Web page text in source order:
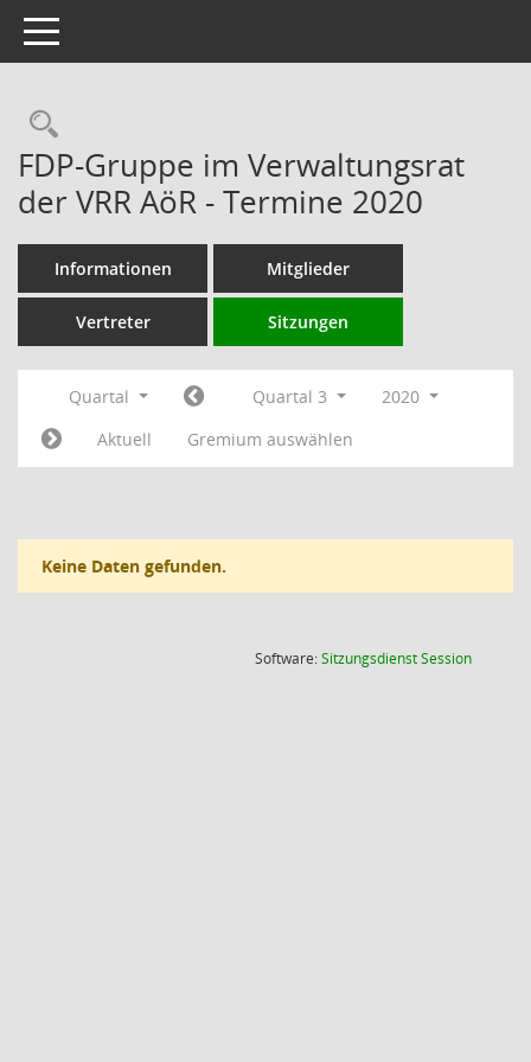
Toggle navigation
Rechercheauswahl
FDP-Gruppe im Verwaltungsrat
der VRR AöR - Termine 2020
Informationen Mitglieder
Vertreter Sitzungen
Quartal Quartal 3
2020
Aktuell
Gremium auswählen
Keine Daten gefunden.
Software:SitzungsdienstSession(Wird in